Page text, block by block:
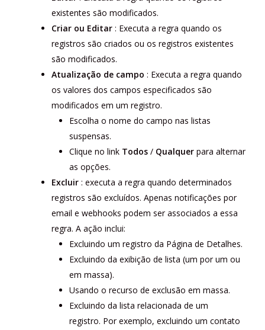
existentes são modificados.
Criar ou Editar: Executa a regra quando os
registros são criados ou os registros existentes
são modificados.
Atualização de campo : Executa a regra quando
os valores dos campos especificados são
modificados em um registro.
Escolha o nome do campo nas listas
suspensas.
Clique no link Todos/ Qualquerpara alternar
as opções.
Excluir: executa a regra quando determinados
registros são excluídos. Apenas notificações por
email e webhooks podem ser associados a essa
regra. A ação inclui:
Excluindo um registro da Página de Detalhes.
Excluindo da exibição de lista (um por um ou
em massa).
Usando o recurso de exclusão em massa.
Excluindo da lista relacionada de um
registro. Por exemplo, excluindo um contato